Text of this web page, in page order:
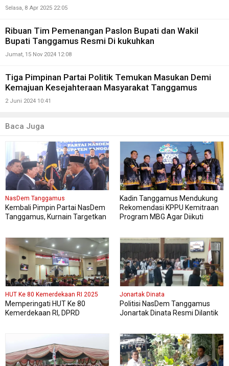
Selasa, 8 Apr 2025 22:05
Ribuan Tim Pemenangan Paslon Bupati dan Wakil
Bupati Tanggamus Resmi Di kukuhkan
Jumat, 15 Nov 2024 12:08
Tiga Pimpinan Partai Politik Temukan Masukan Demi
Kemajuan Kesejahteraan Masyarakat Tanggamus
2 Juni 2024 10:41
Baca Juga
NasDem Tanggamus
Kembali Pimpin Partai NasDem
Tanggamus, Kurnain Targetkan
Kadin Tanggamus Mendukung
Rekomendasi KPPU Kemitraan
Program MBG Agar Diikuti
HUT Ke 80 Kemerdekaan RI 2025
Memperingati HUT Ke 80
Kemerdekaan RI, DPRD
Jonartak Dinata
Politisi NasDem Tanggamus
Jonartak Dinata Resmi Dilantik